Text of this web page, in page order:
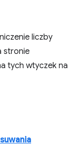
liczby
stronie
tych wtyczek na